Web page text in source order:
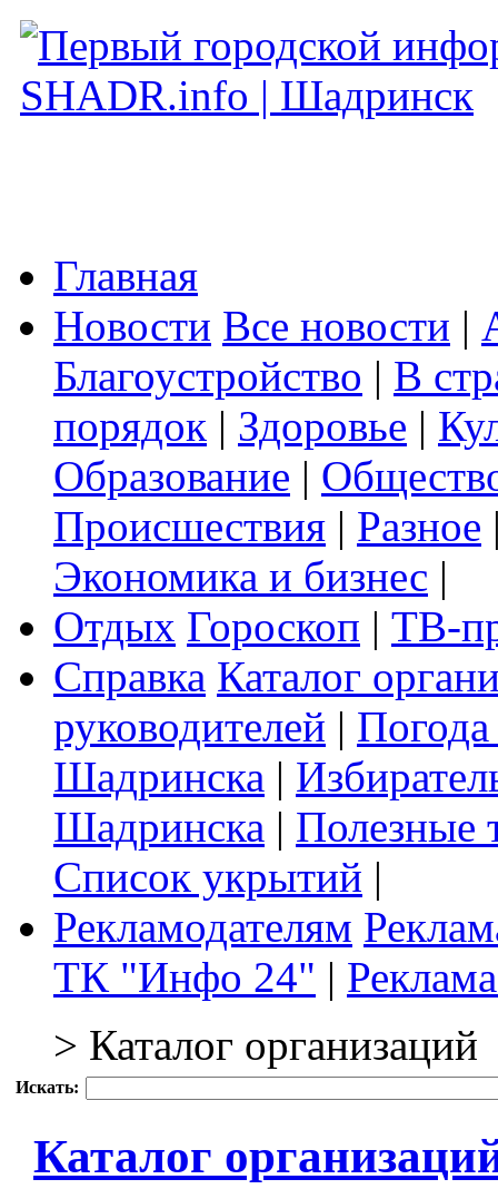
Главная
Новости Все новости |
Благоустройство | В
порядок | Здоровье |
Образование |
Происшествия | Разное
Экономика и бизнес |
Отдых Гороскоп | ТВ-
Справка Каталог
руководителей |
Шадринска |
Шадринска | Полезные
Список укрытий |
Рекламодателям
ТК "Инфо 24" |
> Каталог организаций
Искать:
Каталог